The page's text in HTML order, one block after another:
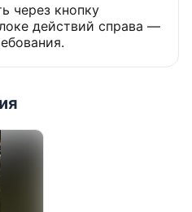
через кнопку
действий справа —